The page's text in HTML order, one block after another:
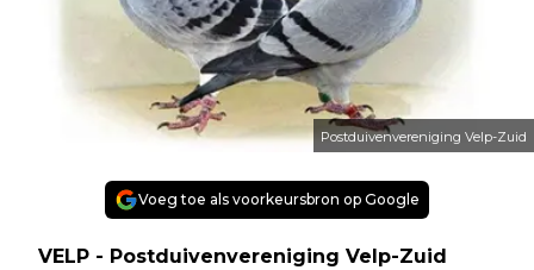
Postduivenvereniging Velp-Zuid
Voeg toe als voorkeursbron op Google
VELP - Postduivenvereniging Velp-Zuid